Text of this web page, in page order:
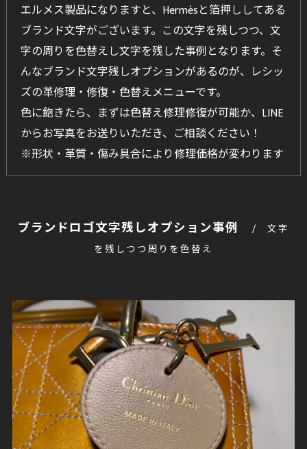
エルメス製品になりますと、Hermèsと箔押ししてある
ブランド文字がございます。この文字を残しつつ、文
字の周りを色替えし文字を残した事例となります。そ
んなブランド文字残しオプションがあるのが、レシッ
ズの革修理・修復・色替えメニューです。
色に飽きたら、まずは色替え修理修復が可能か、LINE
からお写真をお送りいただき、ご相談ください！
※形状・革質・傷み具合により修理価格が変わります
ブランドロゴ文字残しオプション事例
文字
を残しつつ周りを色替え